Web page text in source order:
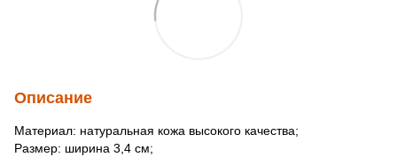
Описание
Материал: натуральная кожа высокого качества;
Размер: ширина 3,4 см;